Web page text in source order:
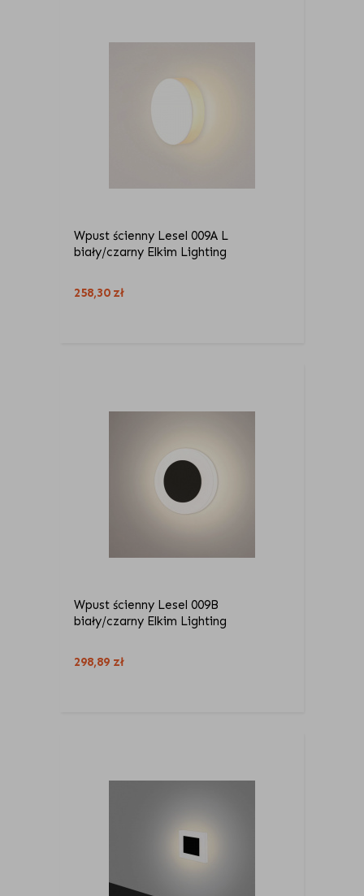
Wpust ścienny Lesel 009A L
biały/czarny Elkim Lighting
258,30 zł
Wpust ścienny Lesel 009B
biały/czarny Elkim Lighting
298,89 zł